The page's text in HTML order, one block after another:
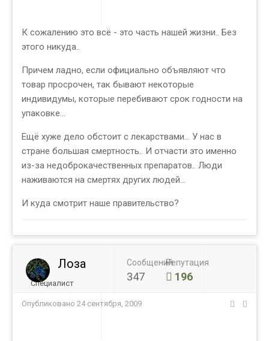
К сожалению это всё - это часть нашей жизни.. Без
этого никуда..
Причем ладно, если официально объявляют что
товар просрочен, так бывают некоторые
индивидумы, которые перебивают срок годности на
упаковке...
Ещё хуже дело обстоит с лекарствами... У нас в
стране большая смертность.. И отчасти это именно
из-за недоброкачественных препаратов.. Люди
наживаются на смертях других людей...
И куда смотрит наше правительство?
Лоза
Специалист
Сообщений
347
Репутация
196
Опубликовано 24 сентября, 2009